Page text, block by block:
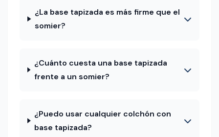
¿La base tapizada es más firme que el
somier?
¿Cuánto cuesta una base tapizada
frente a un somier?
¿Puedo usar cualquier colchón con
base tapizada?